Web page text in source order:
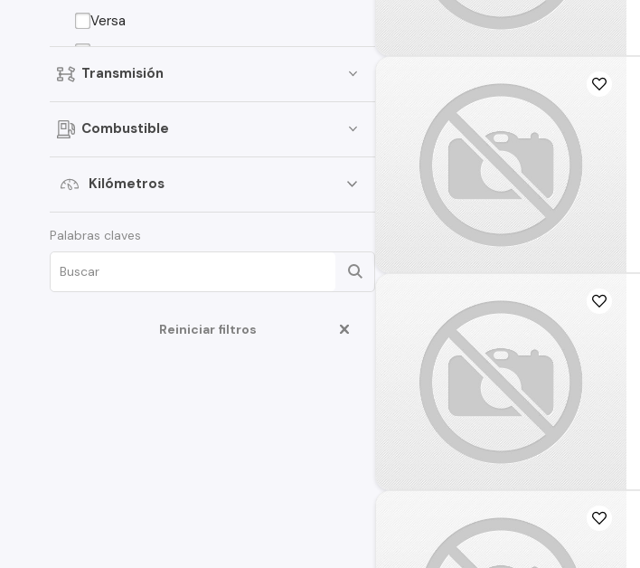
Versa
Kicks
Terrano
March
Tiida
Note
ALTIMA
Transmisión
Combustible
Kilómetros
Palabras claves
Reiniciar filtros